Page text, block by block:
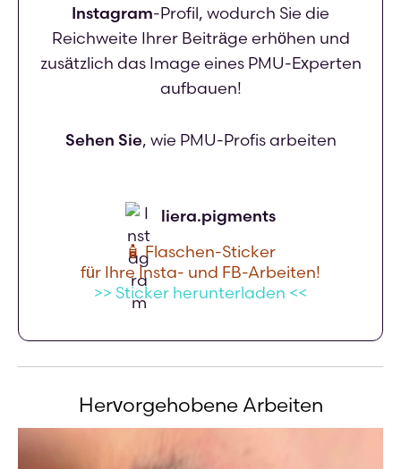
Instagram-Profil, wodurch Sie die
Reichweite Ihrer Beiträge erhöhen und
zusätzlich das Image eines PMU-Experten
aufbauen!
Sehen Sie, wie PMU-Profis arbeiten
liera.pigments
🧴 Flaschen-Sticker
für Ihre Insta- und FB-Arbeiten!
>> Sticker herunterladen <<
Hervorgehobene Arbeiten